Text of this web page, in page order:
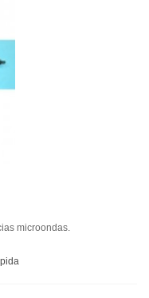
microondas.